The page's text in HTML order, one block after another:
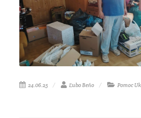
24.06.25 Ľubo Beňo Pomoc